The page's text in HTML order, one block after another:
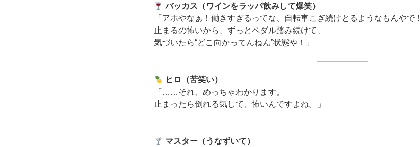
バッカス（ワインをラッパ飲みして爆笑）
「アホやなぁ！働きすぎるってな、自転車こぎ続けとるようなもんやで！
止まるの怖いから、ずっとペダル踏み続けて、
気づいたら“どこ向かってんねん”状態や！」
ヒロ（苦笑い）
「……それ、めっちゃわかります。
止まったら倒れる気して、怖いんですよね。」
マスター（うなずいて）